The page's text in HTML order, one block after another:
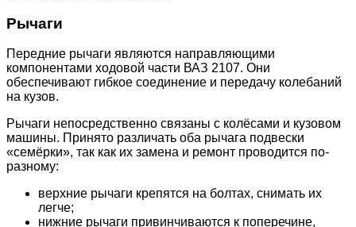
Рычаги
Передние рычаги являются направляющими
компонентами ходовой части ВАЗ 2107. Они
обеспечивают гибкое соединение и передачу колебаний
на кузов.
Рычаги непосредственно связаны с колёсами и кузовом
машины. Принято различать оба рычага подвески
«семёрки», так как их замена и ремонт проводится по-
разному:
верхние рычаги крепятся на болтах, снимать их
легче;
нижние рычаги привинчиваются к поперечине,